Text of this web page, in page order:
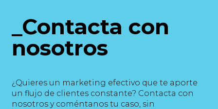
_Contacta con
nosotros
¿Quieres un marketing efectivo que te aporte
un flujo de clientes constante? Contacta con
nosotros y coméntanos tu caso, sin